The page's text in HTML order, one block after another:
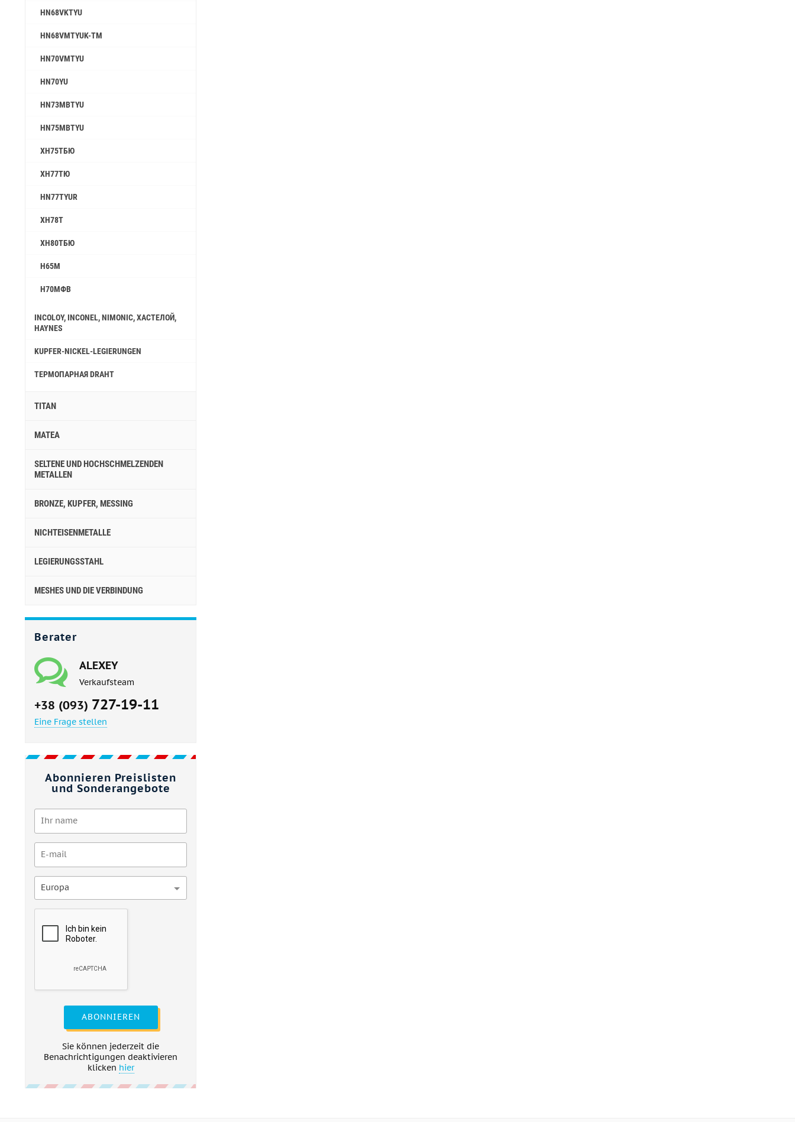
HN68VKTYU
HN68VMTYUK-TM
HN70VMTYU
HN70YU
HN73MBTYU
HN75MBTYU
ХН75ТБЮ
ХН77ТЮ
HN77TYUR
ХН78Т
ХН80ТБЮ
Н65М
Н70МФВ
INCOLOY, INCONEL, NIMONIC, ХАСТЕЛОЙ,
HAYNES
KUPFER-NICKEL-LEGIERUNGEN
ТЕРМОПАРНАЯ DRAHT
TITAN
MATEA
SELTENE UND HOCHSCHMELZENDEN
METALLEN
BRONZE, KUPFER, MESSING
NICHTEISENMETALLE
LEGIERUNGSSTAHL
MESHES UND DIE VERBINDUNG
Berater
ALEXEY
Verkaufsteam
+38 (093) 727-19-11
Eine Frage stellen
Abonnieren Preislisten
und Sonderangebote
Europa
ABONNIEREN
Sie können jederzeit die
Benachrichtigungen deaktivieren
klicken hier